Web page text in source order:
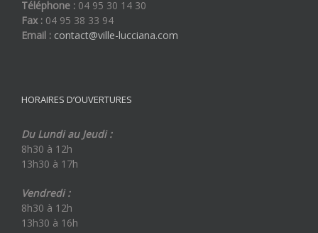
Téléphone : 04 95 30 14 30
Fax : 04 95 38 33 94
Email : contact@ville-lucciana.com
HORAIRES D’OUVERTURES
Du Lundi au Jeudi :
8h30 à 12h
13h30 à 17h
Vendredi :
8h30 à 12h
13h30 à 16h